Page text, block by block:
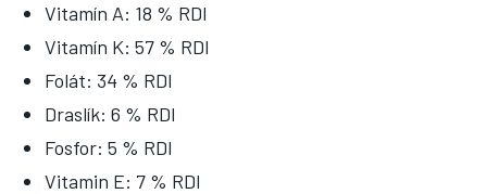
Vitamín A: 18 % RDI
Vitamín K: 57 % RDI
Folát: 34 % RDI
Draslík: 6 % RDI
Fosfor: 5 % RDI
Vitamin E: 7 % RDI